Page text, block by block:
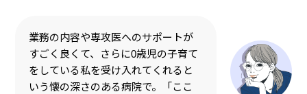
業務の内容や専攻医へのサポートが
すごく良くて、さらに0歳児の子育て
をしている私を受け入れてくれると
いう懐の深さのある病院で。「ここ